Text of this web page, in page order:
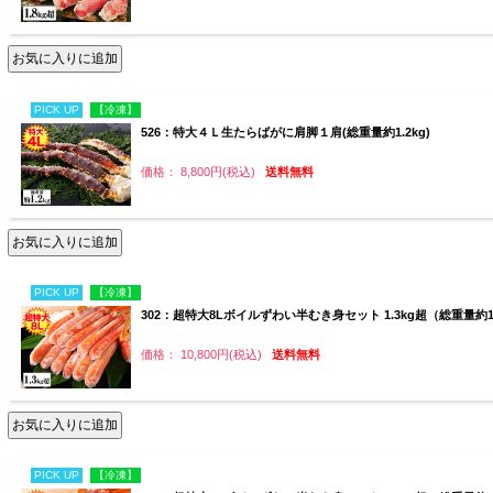
PICK UP 【冷凍】
526：特大４Ｌ生たらばがに肩脚１肩(総重量約1.2kg)
価格： 8,800円(税込) 送料無料
PICK UP 【冷凍】
302：超特大8Lボイルずわい半むき身セット 1.3kg超（総重量約
価格： 10,800円(税込) 送料無料
PICK UP 【冷凍】